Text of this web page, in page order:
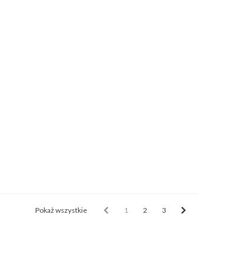
1 2 3
Pokaż wszystkie